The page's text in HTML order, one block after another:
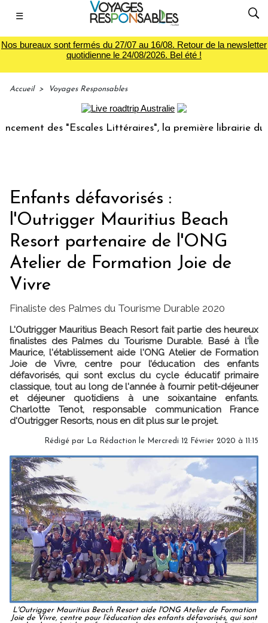
☰
Nos bureaux sont fermés du 27/07 au 16/08. Retour de la newsletter
quotidienne le 24/08/2026. Bel été !
Accueil > Voyages Responsables
des "Escales Littéraires", la première librairie du voyage
Enfants défavorisés :
l'Outrigger Mauritius Beach
Resort partenaire de l'ONG
Atelier de Formation Joie de
Vivre
Finaliste des Palmes du Tourisme Durable 2020
L'Outrigger Mauritius Beach Resort fait partie des heureux
finalistes des Palmes du Tourisme Durable. Basé à l'Île
Maurice, l'établissement aide l'ONG Atelier de Formation
Joie de Vivre, centre pour l’éducation des enfants
défavorisés, qui sont exclus du cycle éducatif primaire
classique, tout au long de l'année à fournir petit-déjeuner
et déjeuner quotidiens à une soixantaine enfants.
Charlotte Tenot, responsable communication France
d'Outrigger Resorts, nous en dit plus sur le projet.
Rédigé par La Rédaction le Mercredi 12 Février 2020 à 11:15
L'Outrigger Mauritius Beach Resort aide l'ONG Atelier de Formation
Joie de Vivre, centre pour l’éducation des enfants défavorisés, qui sont